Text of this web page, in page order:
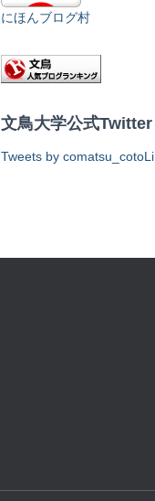
にほんブログ村
文鳥大学公式Twitter
Tweets by comatsu_cotoLi